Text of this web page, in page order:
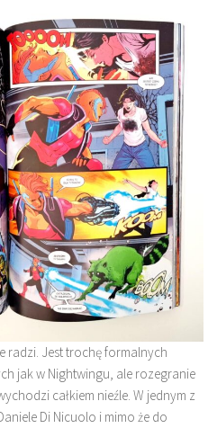
radzi. Jest trochę formalnych
jak w Nightwingu, ale rozegranie
całkiem nieźle. W jednym z
Di Nicuolo i mimo że do